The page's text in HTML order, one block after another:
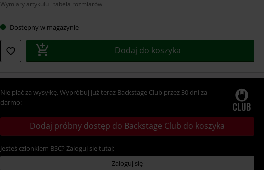
rozmiar
Wymiary artykułu i tabela rozmiarów
Dostępny w magazynie
Dodaj do koszyka
Nie płać za wysyłkę. Wypróbuj już teraz Backstage Club przez 30 dni za
darmo:
Dodaj próbny dostęp do Backstage Club do koszyka
Jesteś członkiem BSC? Zaloguj się tutaj:
Zaloguj się